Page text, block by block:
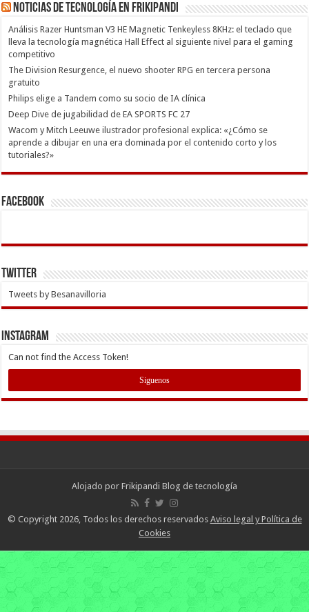
Noticias de Tecnología en Frikipandi
Análisis Razer Huntsman V3 HE Magnetic Tenkeyless 8KHz: el teclado que
lleva la tecnología magnética Hall Effect al siguiente nivel para el gaming
competitivo
The Division Resurgence, el nuevo shooter RPG en tercera persona
gratuito
Philips elige a Tandem como su socio de IA clínica
Deep Dive de jugabilidad de EA SPORTS FC 27
Wacom y Mitch Leeuwe ilustrador profesional explica: «¿Cómo se
aprende a dibujar en una era dominada por el contenido corto y los
tutoriales?»
Facebook
Twitter
Tweets by Besanavilloria
INSTAGRAM
Can not find the Access Token!
Siguenos
Alojado por Frikipandi Blog de tecnología
© Copyright 2026, Todos los derechos reservados Aviso legal y Política de
Cookies